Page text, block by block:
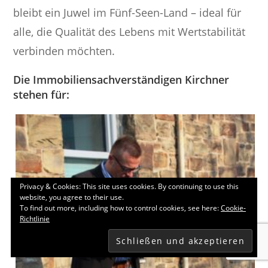
bleibt ein Juwel im Fünf-Seen-Land – ideal für
alle, die Qualität des Lebens mit Wertstabilität
verbinden möchten.
Die Immobiliensachverständigen Kirchner
stehen für:
Privacy & Cookies: This site uses cookies. By continuing to use this
website, you agree to their use.
To find out more, including how to control cookies, see here:Cookie-
Richtlinie